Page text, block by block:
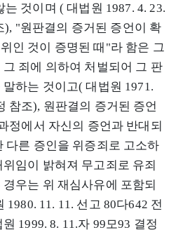
것이며 ( 대법원 1987. 4. 23.
), "원판결의 증거된 증언이 확
인 것이 증명된 때"라 함은 그
죄에 의하여 처벌되어 그 판
하는 것이고( 대법원 1971.
참조), 원판결의 증거된 증언
정에서 자신의 증언과 반대되
다른 증인을 위증죄로 고소하
임이 밝혀져 무고죄로 유죄
우는 위 재심사유에 포함되
1980. 11. 11. 선고 80다642 전
1999. 8. 11.자 99모93 결정